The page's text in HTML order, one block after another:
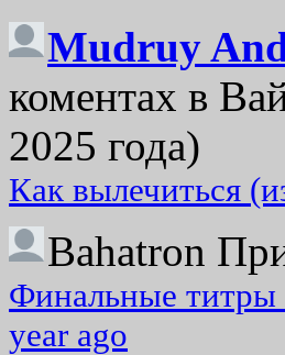
Mudruy
коментах в
2025 года)
Как вылечиться
Bahatron
Финальные титры
year ago